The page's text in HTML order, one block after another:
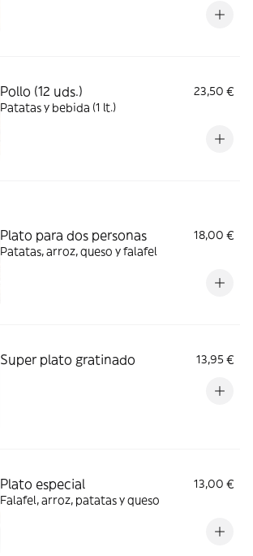
Pollo (12 uds.)
23,50 €
Patatas y bebida (1 lt.)
Plato para dos personas
18,00 €
Patatas, arroz, queso y falafel
Super plato gratinado 13,95 €
Plato especial
13,00 €
Falafel, arroz, patatas y queso